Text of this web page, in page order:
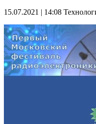
15.07.2021 | 14:08